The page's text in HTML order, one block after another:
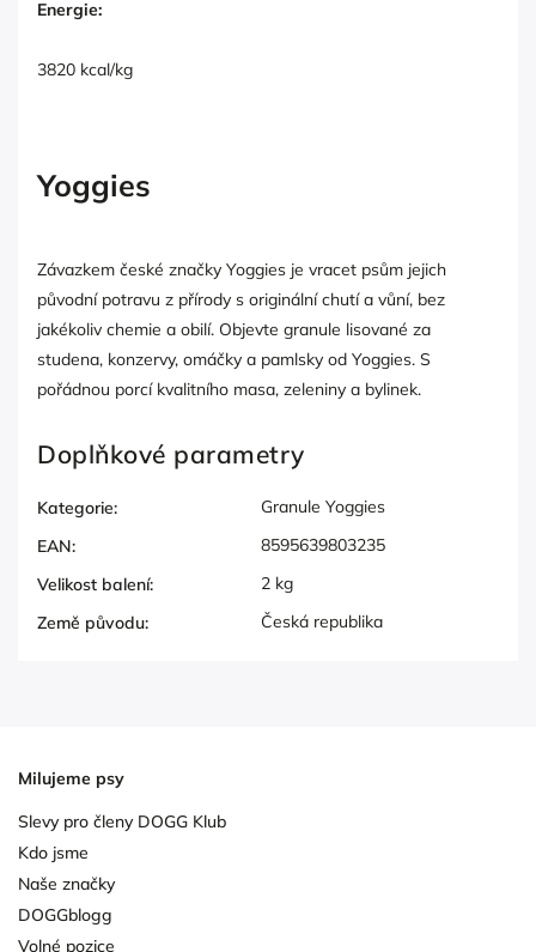
Energie:
3820 kcal/kg
Yoggies
Závazkem české značky Yoggies je vracet psům jejich
původní potravu z přírody s originální chutí a vůní, bez
jakékoliv chemie a obilí. Objevte granule lisované za
studena, konzervy, omáčky a pamlsky od Yoggies. S
pořádnou porcí kvalitního masa, zeleniny a bylinek.
Doplňkové parametry
Kategorie:
Granule Yoggies
EAN:
8595639803235
Velikost balení:
2 kg
Země původu: Česká republika
Milujeme psy
Slevy pro členy DOGG Klub
Kdo jsme
Naše značky
DOGGblogg
Volné pozice